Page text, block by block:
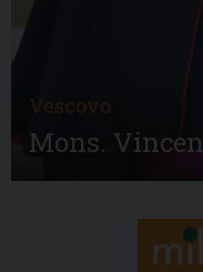
Vescovo
Mons.